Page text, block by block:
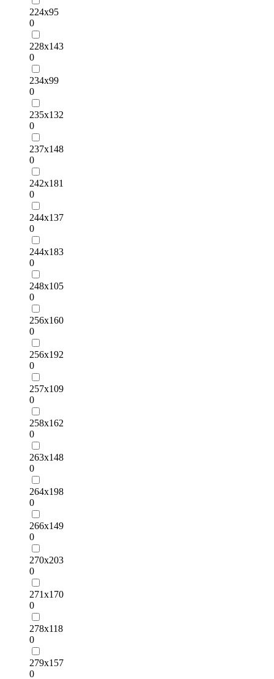
224х95
0
228х143
0
234х99
0
235х132
0
237х148
0
242х181
0
244х137
0
244х183
0
248х105
0
256х160
0
256х192
0
257х109
0
258х162
0
263х148
0
264х198
0
266х149
0
270х203
0
271х170
0
278х118
0
279х157
0